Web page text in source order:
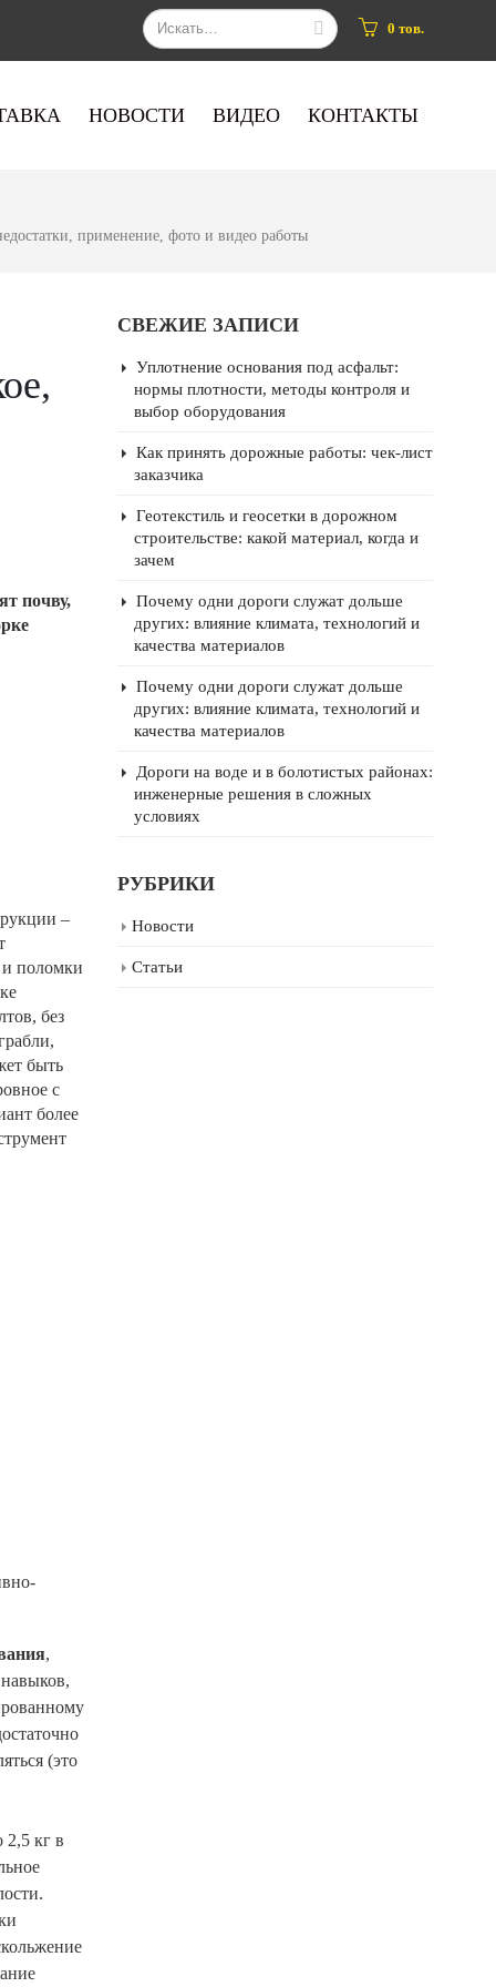
0 тов.
НОВОСТИ ВИДЕО КОНТАКТЫ
применение, фото и видео работы
почву,
–
и поломки
без
быть
с
более
,
(это
2,5 кг в
СВЕЖИЕ ЗАПИСИ
Уплотнение основания под асфальт:
нормы плотности, методы контроля и
выбор оборудования
Как принять дорожные работы: чек-лист
заказчика
Геотекстиль и геосетки в дорожном
строительстве: какой материал, когда и
зачем
Почему одни дороги служат дольше
других: влияние климата, технологий и
качества материалов
Почему одни дороги служат дольше
других: влияние климата, технологий и
качества материалов
Дороги на воде и в болотистых районах:
инженерные решения в сложных
условиях
РУБРИКИ
Новости
Статьи